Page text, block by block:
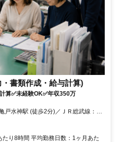
書類作成・給与計算)
算✅未経験OK✅年収350万
戸水神駅 (徒歩2分)／ＪＲ総武線：亀
り8時間 平均勤務日数：1ヶ月あた